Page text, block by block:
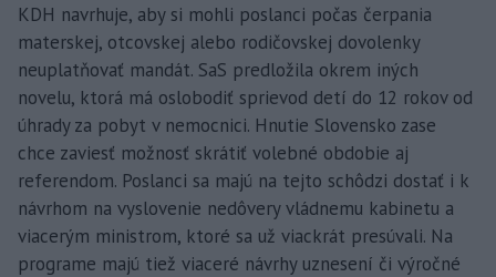
KDH navrhuje, aby si mohli poslanci počas čerpania
materskej, otcovskej alebo rodičovskej dovolenky
neuplatňovať mandát. SaS predložila okrem iných
novelu, ktorá má oslobodiť sprievod detí do 12 rokov od
úhrady za pobyt v nemocnici. Hnutie Slovensko zase
chce zaviesť možnosť skrátiť volebné obdobie aj
referendom. Poslanci sa majú na tejto schôdzi dostať i k
návrhom na vyslovenie nedôvery vládnemu kabinetu a
viacerým ministrom, ktoré sa už viackrát presúvali. Na
programe majú tiež viaceré návrhy uznesení či výročné